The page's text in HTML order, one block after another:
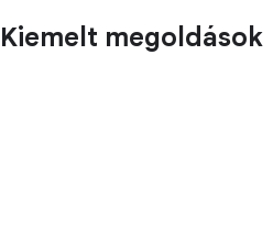
Kiemelt megoldások